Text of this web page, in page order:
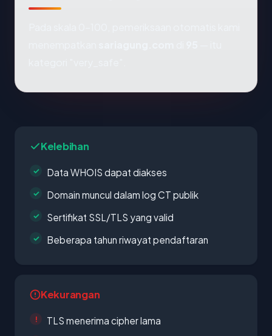
Kelebihan
Data WHOIS dapat diakses
Domain muncul dalam log CT publik
Sertifikat SSL/TLS yang valid
Beberapa tahun riwayat pendaftaran
Kekurangan
TLS menerima cipher lama